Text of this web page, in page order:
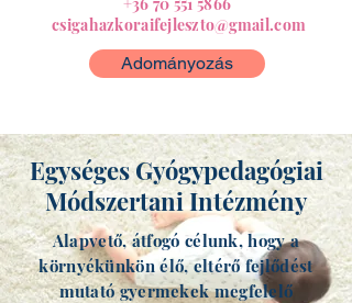
csigahazkoraifejleszto@gmail.com
Adományozás
Egységes Gyógypedagógiai
Módszertani Intézmény
Alapvető, átfogó célunk, hogy a
környékünkön élő, eltérő fejlődést
mutató gyermekek megfelelő